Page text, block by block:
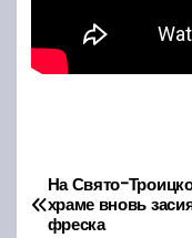
Н
а
На Свято-
храме вновь
фреска